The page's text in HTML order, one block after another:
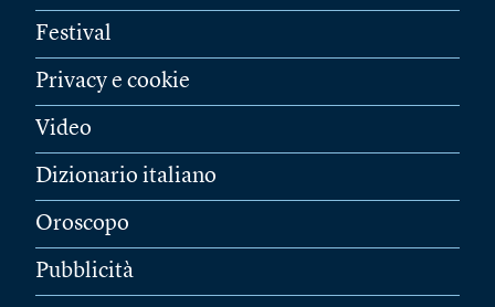
Festival
Privacy e cookie
Video
Dizionario italiano
Oroscopo
Pubblicità